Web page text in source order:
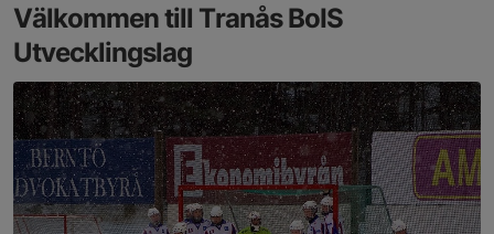
Välkommen till Tranås BoIS
Utvecklingslag